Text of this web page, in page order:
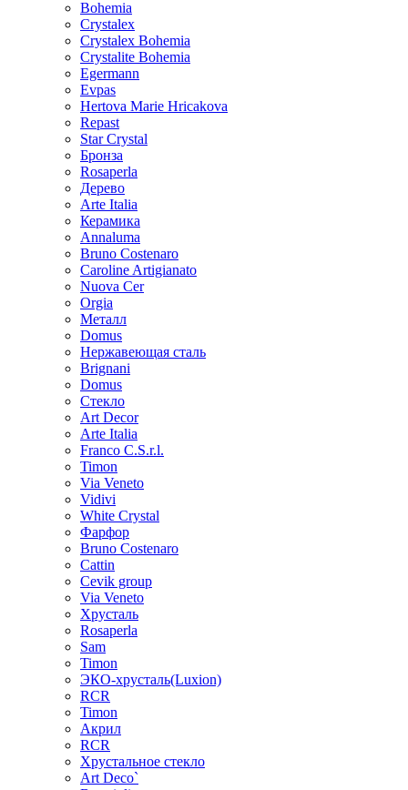
Bohemia
Crystalex
Crystalex Bohemia
Crystalite Bohemia
Egermann
Evpas
Hertova Marie Hricakova
Repast
Star Crystal
Бронза
Rosaperla
Дерево
Arte Italia
Керамика
Annaluma
Bruno Costenaro
Caroline Artigianato
Nuova Cer
Orgia
Металл
Domus
Нержавеющая сталь
Brignani
Domus
Стекло
Art Decor
Arte Italia
Franco C.S.r.l.
Timon
Via Veneto
Vidivi
White Crystal
Фарфор
Bruno Costenaro
Cattin
Cevik group
Via Veneto
Хрусталь
Rosaperla
Sam
Timon
ЭКО-хрусталь(Luxion)
RCR
Timon
Акрил
RCR
Хрустальное стекло
Art Deco`